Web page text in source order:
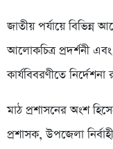
জাতীয় পর্যায়ে বিভিন্ন
আলোকচিত্র প্রদর্শনী
কার্যবিবরণীতে নির্দেশনা
মাঠ প্রশাসনের অংশ
প্রশাসক, উপজেলা